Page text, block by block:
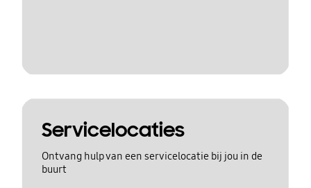
Servicelocaties
Ontvang hulp van een servicelocatie bij jou in de
buurt